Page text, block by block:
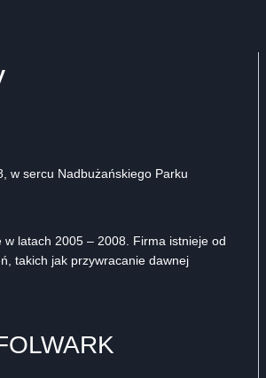
w sercu Nadbużańskiego Parku
w latach 2005 – 2008. Firma istnieje od
takich jak przywracanie dawnej